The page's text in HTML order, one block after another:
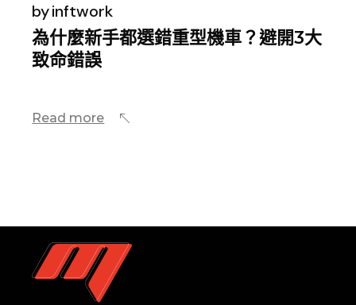
byinftwork
為什麼新手都選錯重型機車？避開3大
致命錯誤
Read more